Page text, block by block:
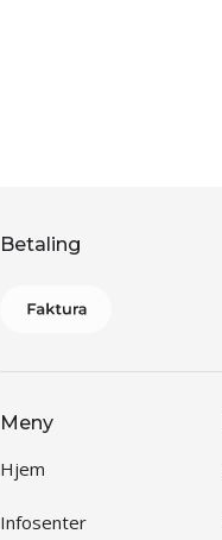
Betaling
Meny
Hjem
Infosenter